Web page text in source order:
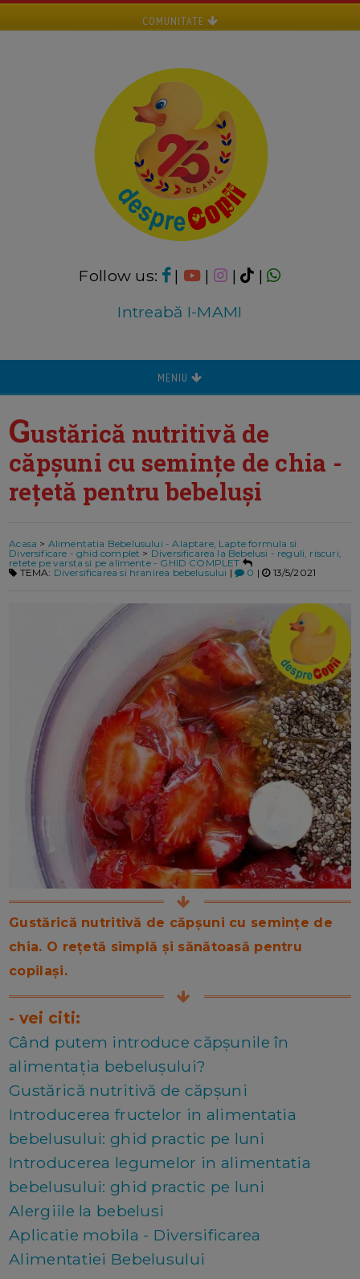
COMUNITATE
Follow us: | | |
|
Intreabă I-MAMI
MENIU
Gustărică nutritivă de
căpșuni cu semințe de chia -
rețetă pentru bebeluși
Acasa > Alimentatia Bebelusului - Alaptare, Lapte formula si
Diversificare - ghid complet > Diversificarea la Bebelusi - reguli, riscuri,
retete pe varsta si pe alimente - GHID COMPLET
TEMA: Diversificarea si hranirea bebelusului | 0 | 13/5/2021
Gustărică nutritivă de căpșuni cu semințe de
chia. O rețetă simplă și sănătoasă pentru
copilași.
- vei citi:
Când putem introduce căpșunile în
alimentația bebelușului?
Gustărică nutritivă de căpșuni
Introducerea fructelor in alimentatia
bebelusului: ghid practic pe luni
Introducerea legumelor in alimentatia
bebelusului: ghid practic pe luni
Alergiile la bebelusi
Aplicatie mobila - Diversificarea
Alimentatiei Bebelusului